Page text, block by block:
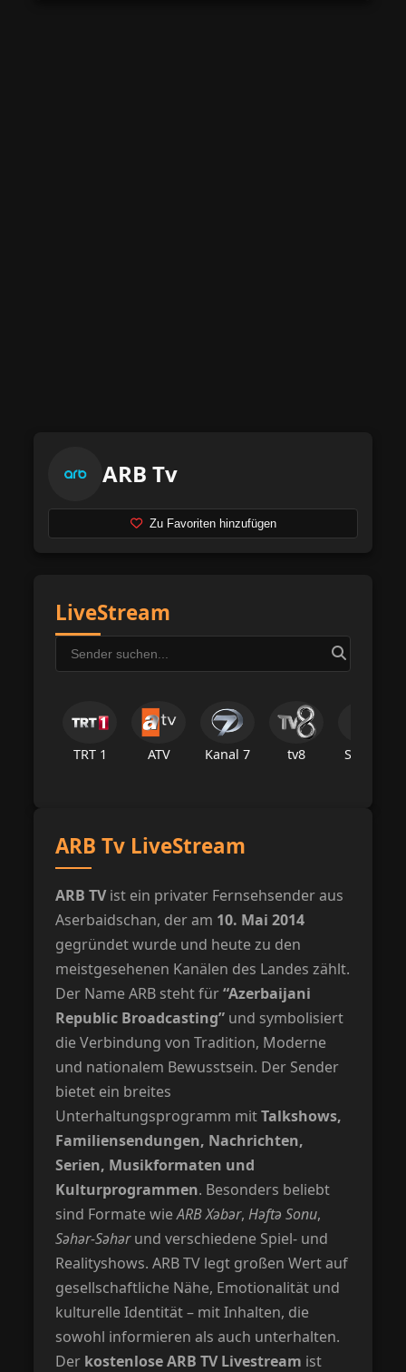
ARB Tv
Zu Favoriten hinzufügen
LiveStream
TRT 1 ATV Kanal 7 tv8 Star Tv
ARB Tv LiveStream
ARB TVist ein privater Fernsehsender aus
Aserbaidschan, der am 10. Mai 2014
gegründet wurde und heute zu den
meistgesehenen Kanälen des Landes zählt.
Der Name ARB steht für“Azerbaijani
Republic Broadcasting” und symbolisiert
die Verbindung von Tradition, Moderne
und nationalem Bewusstsein. Der Sender
bietet ein breites
Unterhaltungsprogramm mitTalkshows,
Familiensendungen, Nachrichten,
Serien, Musikformaten und
Kulturprogrammen. Besonders beliebt
sind Formate wieARB Xəbər,Həftə Sonu,
Səhər-Səhərund verschiedene Spiel- und
Realityshows. ARB TV legt großen Wert auf
gesellschaftliche Nähe, Emotionalität und
kulturelle Identität – mit Inhalten, die
sowohl informieren als auch unterhalten.
Der kostenlose ARB TV Livestream ist